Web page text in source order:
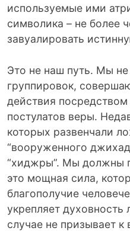
используемые ими
символика – не более
завуалировать
Это не наш путь. Мы
группировок,
действия
постулатов веры.
которых развенчали
“вооруженного
“хиджры”. Мы должны
это мощная сила,
благополучие
укрепляет
случае не призывает к